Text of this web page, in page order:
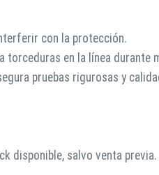
con la protección.
en la línea durante
pruebas rigurosas y
disponible, salvo venta previa.